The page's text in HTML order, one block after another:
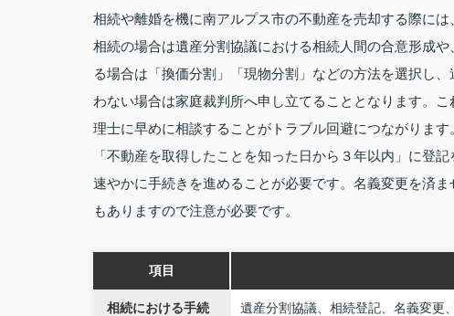
相続や離婚を機に南アルプス市の不動産を売却する際に
相続の場合は遺産分割協議における相続人間の合意形成
る場合は「換価分割」「現物分割」などの方法を選択し
わない場合は家庭裁判所へ申し立てることとなります。
理士に早めに相談することがトラブル回避につながりま
「不動産を取得したことを知った日から３年以内」に登
速やかに手続きを進めることが必要です。名義変更を済
もありますので注意が必要です。
項目
相続における手続 遺産分割協議、相続登記、名義変更